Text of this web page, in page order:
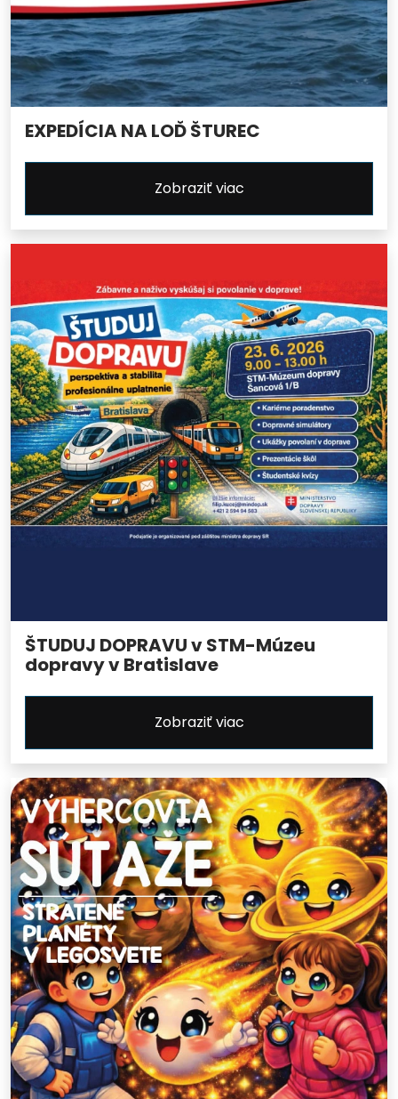
EXPEDÍCIA NA LOĎ ŠTUREC
Zobraziť viac
ŠTUDUJ DOPRAVU v STM-Múzeu
dopravy v Bratislave
Zobraziť viac